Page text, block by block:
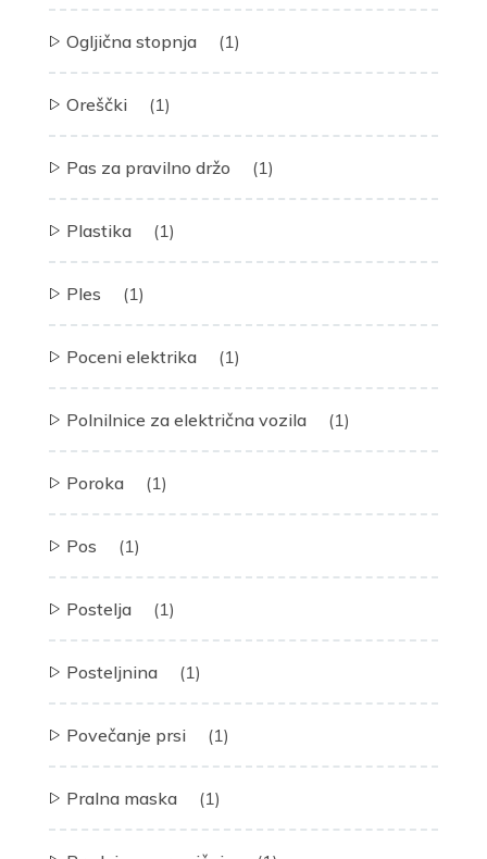
Ogljična stopnja (1)
Oreščki (1)
Pas za pravilno držo (1)
Plastika (1)
Ples (1)
Poceni elektrika (1)
Polnilnice za električna vozila (1)
Poroka (1)
Pos (1)
Postelja (1)
Posteljnina (1)
Povečanje prsi (1)
Pralna maska (1)